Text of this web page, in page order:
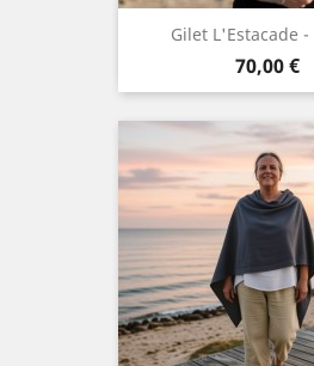
Gilet L'Estacade -
Prix
70,00 €